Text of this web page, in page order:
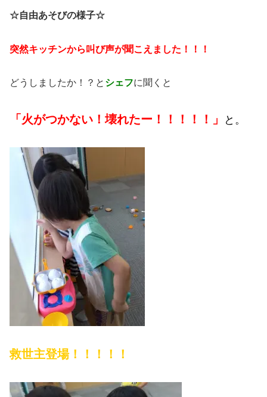
☆自由あそびの様子☆
突然キッチンから叫び声が聞こえました！！！
どうしましたか！？と シェフに聞くと
「 火がつかない！壊れたー！！！！！」 と。
救世主登場！！！！！